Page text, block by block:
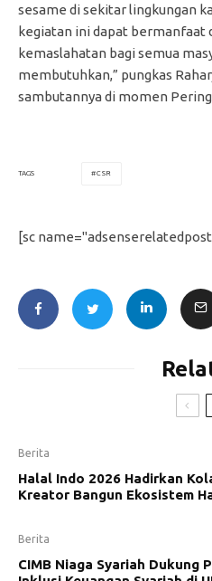
sesame di sekitar lingkungan
kegiatan ini dapat bermanfaat
kemaslahatan bagi semua
membutuhkan,” pungkas
sambutannya di momen
TAGS CSR
[sc
Berita
Halal Indo 2026 Hadirkan
Kreator Bangun Ekosistem
Berita
CIMB Niaga Syariah Dukung